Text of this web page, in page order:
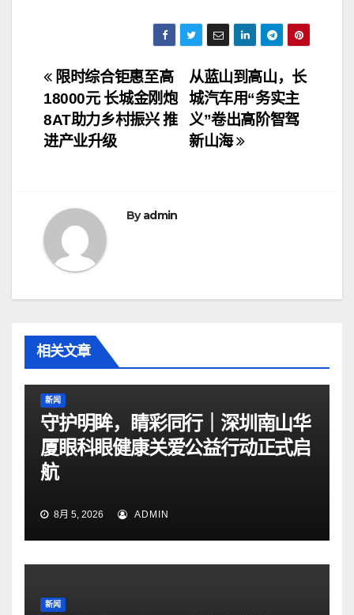
文
章
导
从蓝山到高山，长
城汽车用“务实主
义”卷出高阶智驾
新山海
限时综合钜惠至高
18000元 长城金刚炮
8AT助力乡村振兴 推
进产业升级
Byadmin
相关文章
新闻
守护明眸，睛彩同行｜深圳南山华
厦眼科眼健康关爱公益行动正式启
航
8月 5, 2026 ADMIN
新闻